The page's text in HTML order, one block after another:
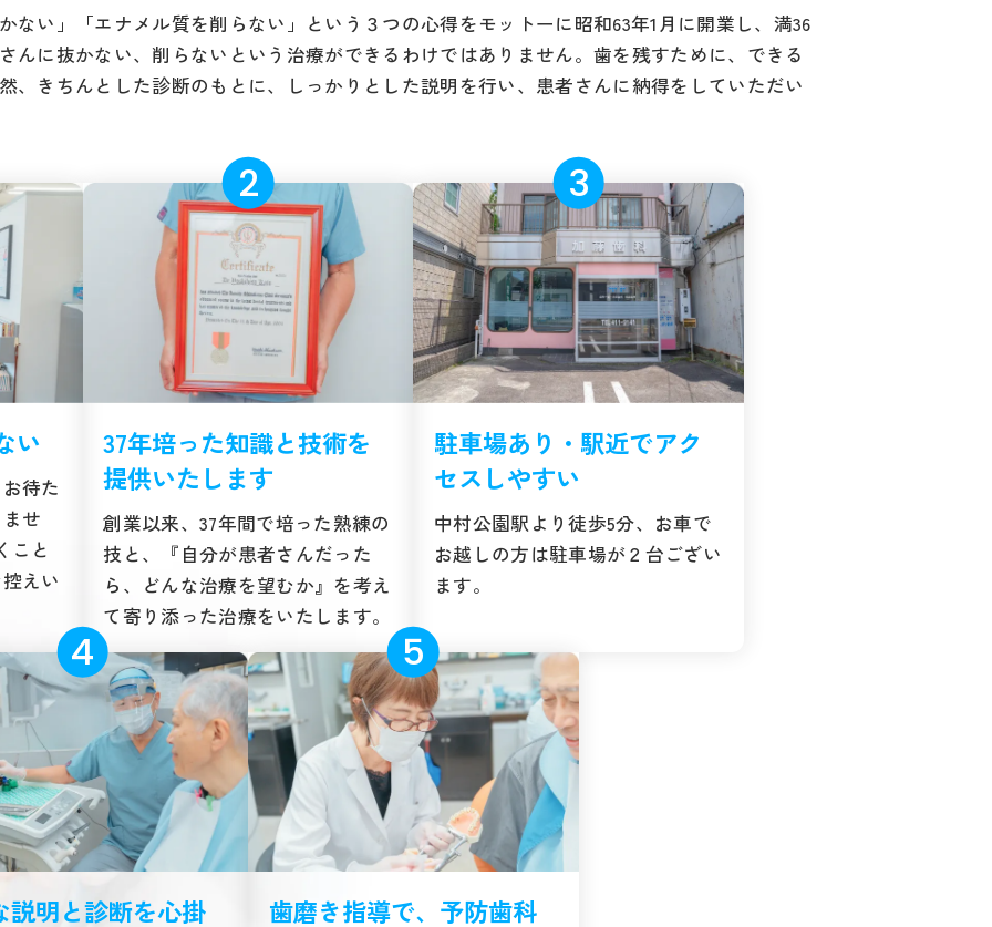
ない」「エナメル質を削らない」という３つの心得をモットーに昭和63年1月に開業し、満36
んに抜かない、削らないという治療ができるわけではありません。歯を残すために、できる
、きちんとした診断のもとに、しっかりとした説明を行い、患者さんに納得をしていただい
い
待た
せ
こと
えい
37年培った知識と技術を
提供いたします
創業以来、37年間で培った熟練の
技と、『自分が患者さんだった
ら、どんな治療を望むか』を考え
て寄り添った治療をいたします。
駐車場あり・駅近でアク
セスしやすい
中村公園駅より徒歩5分、お車で
お越しの方は駐車場が２台ござい
ます。
説明と診断を心掛
歯磨き指導で、予防歯科